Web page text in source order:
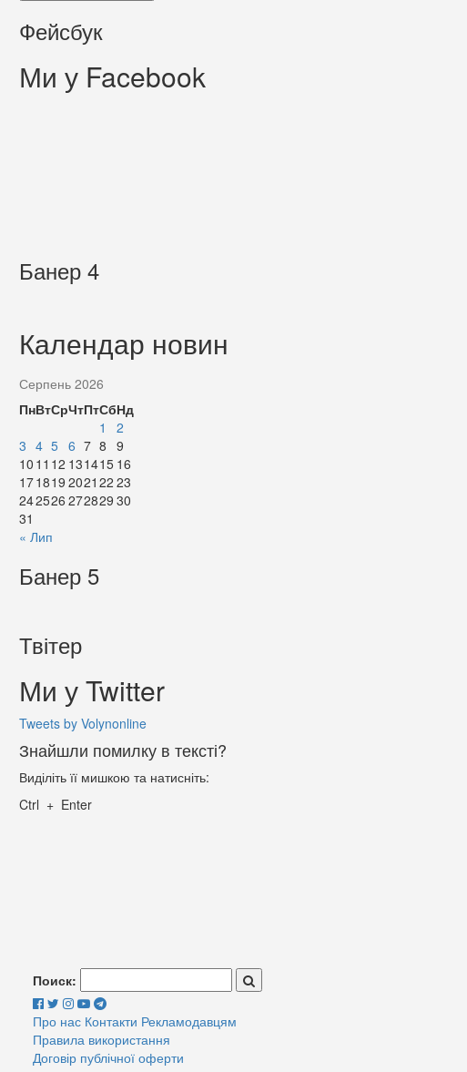
Фейсбук
Ми у Facebook
Банер 4
Календар новин
Серпень 2026
ПнВтСрЧтПтСбНд
1
2
3 4 5 6 7 8 9
10 11 12 131415 16
171819 2021 22 23
242526 272829 30
31
« Лип
Банер 5
Твітер
Ми у Twitter
Tweets by Volynonline
Знайшли помилку в тексті?
Виділіть її мишкою та натисніть:
Ctrl + Enter
Поиск:
Про нас Контакти Рекламодавцям
Правила використання
Договір публічної оферти